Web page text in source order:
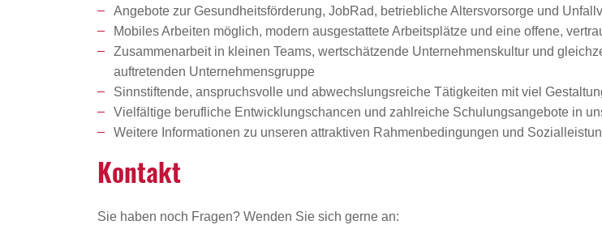
Angebote zur Gesundheitsförderung, JobRad, betriebliche Altersvorsorge und
Mobiles Arbeiten möglich, modern ausgestattete Arbeitsplätze und eine offene,
Zusammenarbeit in kleinen Teams, wertschätzende Unternehmenskultur und
auftretenden Unternehmensgruppe
Sinnstiftende, anspruchsvolle und abwechslungsreiche Tätigkeiten mit viel
Vielfältige berufliche Entwicklungschancen und zahlreiche Schulungsangebote in
Weitere Informationen zu unseren attraktiven Rahmenbedingungen und
Kontakt
Sie haben noch Fragen? Wenden Sie sich gerne an: